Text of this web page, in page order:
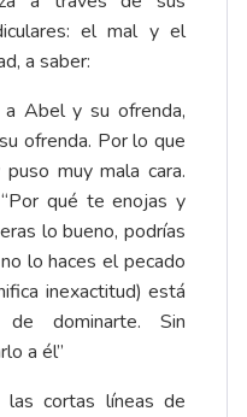
el mal y el
a saber:
a Abel y su ofrenda,
ofrenda. Por lo que
muy mala cara.
qué te enojas y
lo bueno, podrías
lo haces el pecado
inexactitud) está
dominarte. Sin
a él”
las cortas líneas de